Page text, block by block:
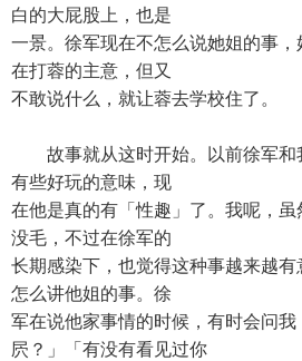
白的大屁股上，也是
一景。徐军现在不怎么说她姐的事
在打蓉的主意，但又
不敢说什么，就让蓉去学校住了。
故事就从这时开始。以前徐军和
有些好玩的意味，现
在他是真的有「性趣」了。我呢，
没毛，不过在徐军的
长期感染下，也觉得这种事越来越
怎么讲他姐的事。徐
军在说他家事情的时候，有时会问我
屄？」「有没有看见过你